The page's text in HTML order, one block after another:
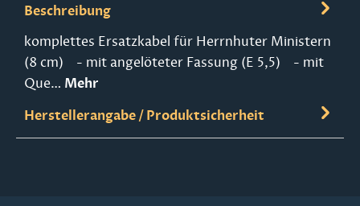
Beschreibung
komplettes Ersatzkabel für Herrnhuter Ministern
(8 cm) - mit angelöteter Fassung (E 5,5) - mit
Que… Mehr
Herstellerangabe / Produktsicherheit